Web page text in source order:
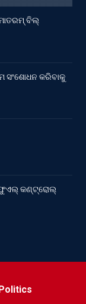
ମାତରମ୍‌ ବିଲ୍‌
ସଂଶୋଧନ କରିବାକୁ
ଫୁଏଲ୍‌ କଣ୍ଟ୍ରୋଲ୍‌